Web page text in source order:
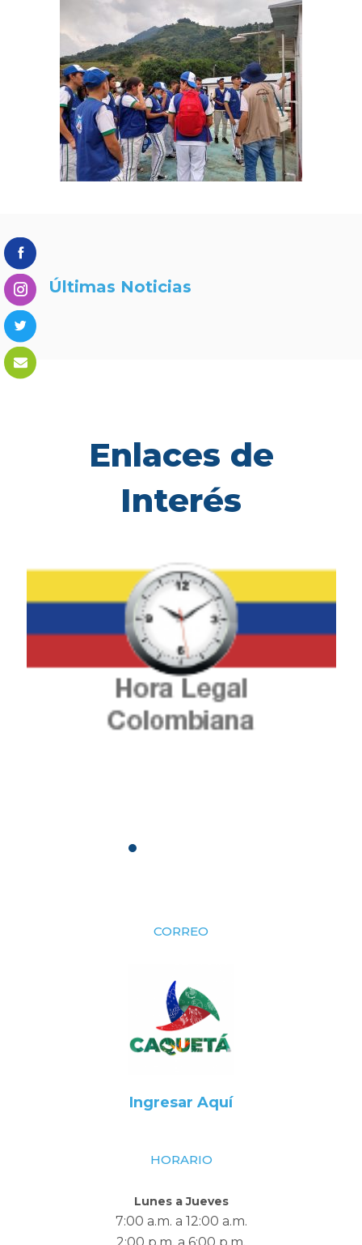
Últimas Noticias
Enlaces de
Interés
CORREO
Ingresar Aquí
HORARIO
Lunes a Jueves
7:00 a.m. a 12:00 a.m.